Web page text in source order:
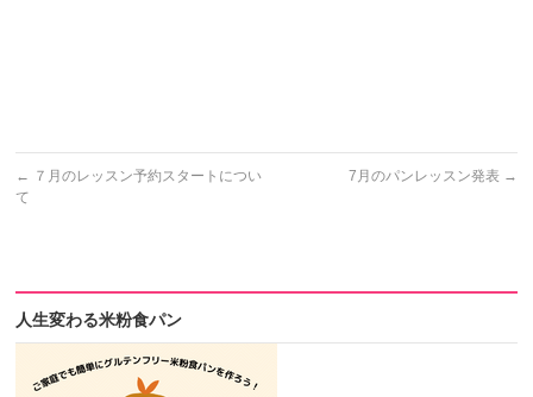
← ７月のレッスン予約スタートについ
て
7月のパンレッスン発表 →
人生変わる米粉食パン